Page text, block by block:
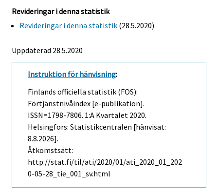
Revideringar i denna statistik
Revideringar i denna statistik (28.5.2020)
Uppdaterad 28.5.2020
Instruktion för hänvisning:
Finlands officiella statistik (FOS):
Förtjänstnivåindex [e-publikation].
ISSN=1798-7806. 1:a Kvartalet 2020.
Helsingfors: Statistikcentralen [hänvisat:
8.8.2026].
Åtkomstsätt:
http://stat.fi/til/ati/2020/01/ati_2020_01_202
0-05-28_tie_001_sv.html